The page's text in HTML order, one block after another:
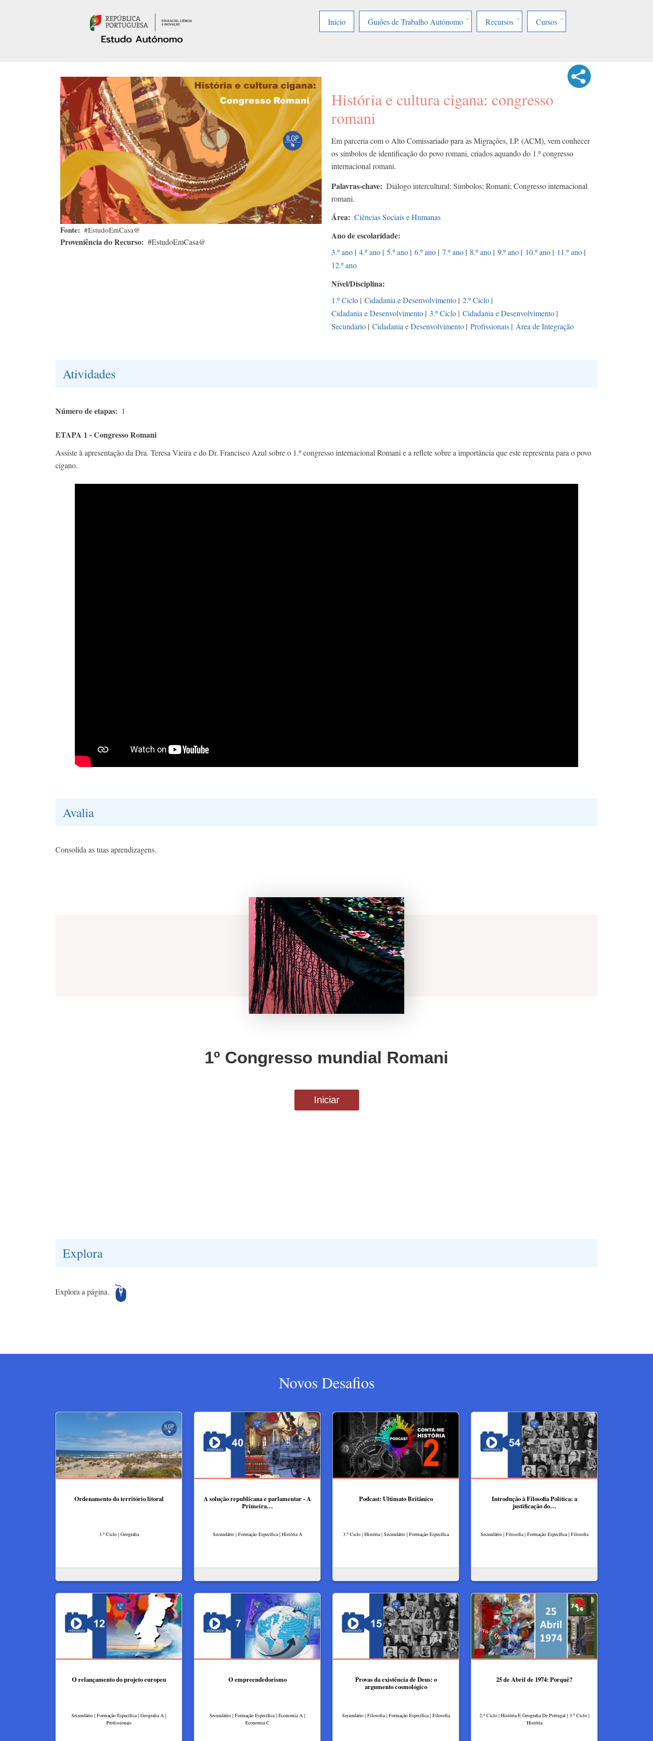
Início
Guiões de Trabalho Autónomo Recursos Cursos
Fonte #EstudoEmCasa@
Proveniência do Recurso #EstudoEmCasa@
História e cultura cigana: congresso
romani
Em parceria com o Alto Comissariado para as Migrações, I.P. (ACM), vem conhecer
os símbolos de identificação do povo romani, criados aquando do 1.º congresso
internacional romani.
Palavras-chave
Diálogo intercultural; Símbolos; Romani; Congresso internacional
romani.
Área Ciências Sociais e Humanas
Ano de escolaridade
3.º ano | 4.º ano | 5.º ano | 6.º ano | 7.º ano | 8.º ano | 9.º ano | 10.º ano | 11.º ano |
12.º ano
Nível/Disciplina
1.º Ciclo | Cidadania e Desenvolvimento | 2.º Ciclo |
Cidadania e Desenvolvimento | 3.º Ciclo | Cidadania e Desenvolvimento |
Secundário | Cidadania e Desenvolvimento | Profissionais | Área de Integração
Atividades
Número de etapas 1
ETAPA 1 - Congresso Romani
Assiste à apresentação da Dra. Teresa Vieira e do Dr. Francisco Azul sobre o 1.º congresso internacional Romani e a reflete sobre a importância que este representa para o povo
cigano.
Avalia
Consolida as tuas aprendizagens.
Explora
Explora a página.
Novos Desafios
Ordenamento do território litoral
3.º Ciclo | Geografia
A solução republicana e parlamentar - A
Primeira…
Secundário | Formação Específica | História A
Podcast: Ultimato Britânico
3.º Ciclo | História | Secundário | Formação Específica
Introdução à Filosofia Política: a
justificação do…
Secundário | Filosofia | Formação Específica | Filosofia
O relançamento do projeto europeu
Secundário | Formação Específica | Geografia A |
Profissionais
O empreendedorismo
Secundário | Formação Específica | Economia A |
Economia C
Provas da existência de Deus: o
argumento cosmológico
Secundário | Filosofia | Formação Específica | Filosofia
25 de Abril de 1974: Porquê?
2.º Ciclo | História E Geografia De Portugal | 3.º Ciclo |
História